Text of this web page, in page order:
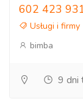
602 423
Usługi i firmy
bimba
9 dni